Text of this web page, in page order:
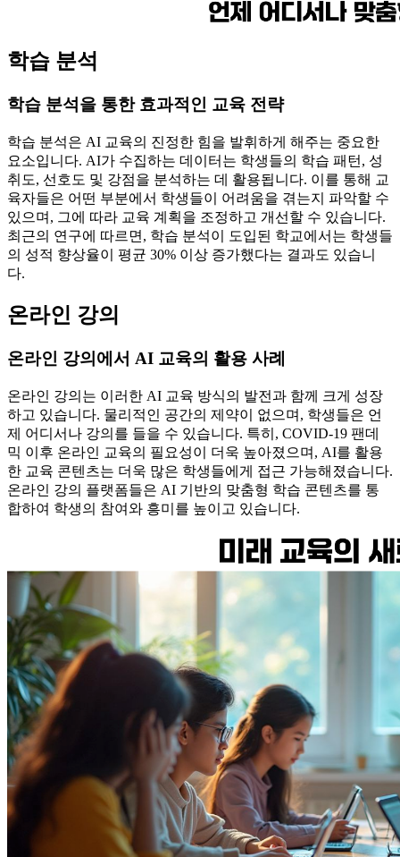
학습 분석
학습 분석을 통한 효과적인 교육 전략
학습 분석은 AI 교육의 진정한 힘을 발휘하게 해주는 중요한
요소입니다. AI가 수집하는 데이터는 학생들의 학습 패턴, 성
취도, 선호도 및 강점을 분석하는 데 활용됩니다. 이를 통해 교
육자들은 어떤 부분에서 학생들이 어려움을 겪는지 파악할 수
있으며, 그에 따라 교육 계획을 조정하고 개선할 수 있습니다.
최근의 연구에 따르면, 학습 분석이 도입된 학교에서는 학생들
의 성적 향상율이 평균 30% 이상 증가했다는 결과도 있습니
다.
온라인 강의
온라인 강의에서 AI 교육의 활용 사례
온라인 강의는 이러한 AI 교육 방식의 발전과 함께 크게 성장
하고 있습니다. 물리적인 공간의 제약이 없으며, 학생들은 언
제 어디서나 강의를 들을 수 있습니다. 특히, COVID-19 팬데
믹 이후 온라인 교육의 필요성이 더욱 높아졌으며, AI를 활용
한 교육 콘텐츠는 더욱 많은 학생들에게 접근 가능해졌습니다.
온라인 강의 플랫폼들은 AI 기반의 맞춤형 학습 콘텐츠를 통
합하여 학생의 참여와 흥미를 높이고 있습니다.